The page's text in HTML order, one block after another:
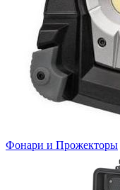
Фонари и Прожекторы